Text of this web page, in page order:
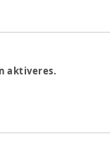
aktiveres.